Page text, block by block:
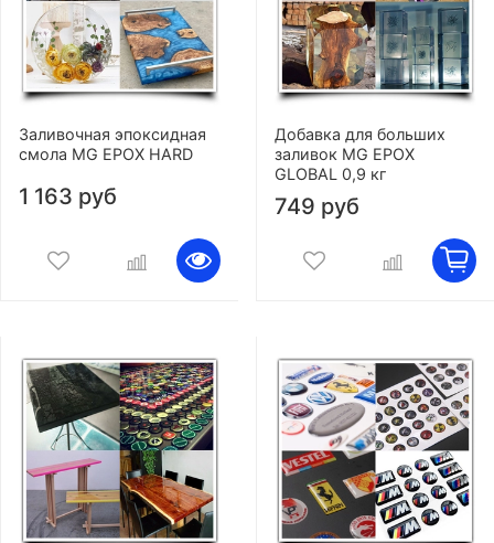
Заливочная эпоксидная
смола MG EPOX HARD
1 163 руб
Добавка для больших
заливок MG EPOX
GLOBAL 0,9 кг
749 руб